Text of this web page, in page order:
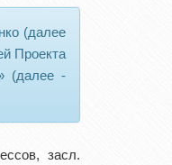
(далее
Проекта
(далее -
засл.